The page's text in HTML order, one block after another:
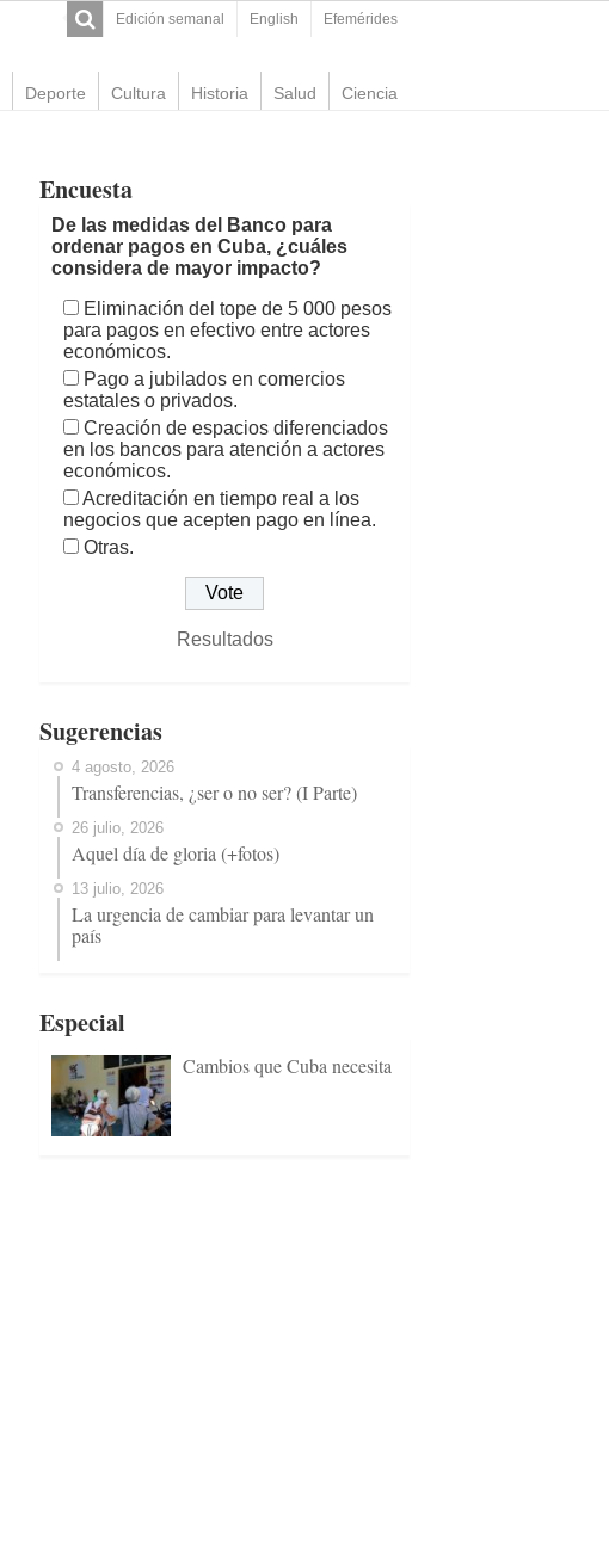
Edición semanal English Efemérides
Deporte Cultura Historia Salud Ciencia
Encuesta
De las medidas del Banco para
ordenar pagos en Cuba, ¿cuáles
considera de mayor impacto?
Eliminación del tope de 5 000 pesos
para pagos en efectivo entre actores
económicos.
Pago a jubilados en comercios
estatales o privados.
Creación de espacios diferenciados
en los bancos para atención a actores
económicos.
Acreditación en tiempo real a los
negocios que acepten pago en línea.
Otras.
Resultados
Sugerencias
4 agosto, 2026
Transferencias, ¿ser o no ser? (I Parte)
26 julio, 2026
Aquel día de gloria (+fotos)
13 julio, 2026
La urgencia de cambiar para levantar un
país
Especial
Cambios que Cuba necesita